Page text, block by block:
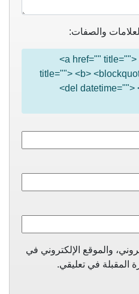
والصفات:
<a href=""
title=""> <b>
<del datetime="">
والموقع الإلكتروني في
المقبلة في تعليقي.